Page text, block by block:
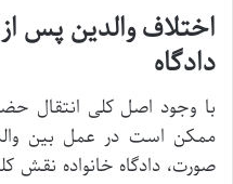
دادگاه
با وجود اصل کلی انتقال
ممکن است در عمل بین
صورت، دادگاه خانواده نقش